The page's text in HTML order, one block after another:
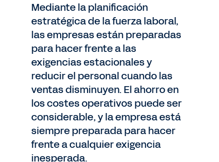
Mediante la planificación
estratégica de la fuerza laboral,
las empresas están preparadas
para hacer frente a las
exigencias estacionales y
reducir el personal cuando las
ventas disminuyen. El ahorro en
los costes operativos puede ser
considerable, y la empresa está
siempre preparada para hacer
frente a cualquier exigencia
inesperada.